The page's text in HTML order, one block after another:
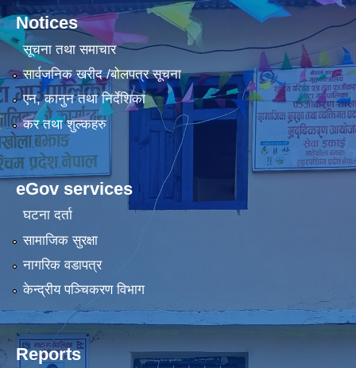
Notices
सूचना तथा समाचार
सार्वजनिक खरीद /बोलपत्र सूचना
एन, कानुन तथा निर्देशिका
कर तथा शुल्कहरु
eGov services
घटना दर्ता
सामाजिक सुरक्षा
नागरिक वडापत्र
केन्द्रीय पञ्चिकरण विभाग
Reports